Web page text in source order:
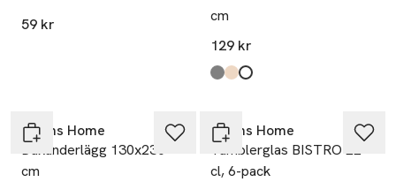
59 kr
cm
129 kr
Produkten finns i färgerna:
Mid Grey
Beige,
White,
Åhléns Home
Dukunderlägg 130x230
cm
Åhléns Home
Tumblerglas BISTRO 22
cl, 6-pack